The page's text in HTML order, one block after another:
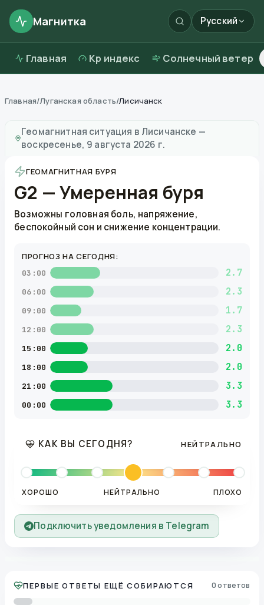
Магнитка Русский
Главная Kp индекс Солнечный ветер
Главная/Луганская область/Лисичанск
Геомагнитная ситуация в Лисичанске —
воскресенье, 9 августа 2026 г.
ГЕОМАГНИТНАЯ БУРЯ
G2 — Умеренная буря
Возможны головная боль, напряжение,
беспокойный сон и снижение концентрации.
ПРОГНОЗ НА СЕГОДНЯ:
03:00 2.7
06:00 2.3
09:00 1.7
12:00 2.3
15:00 2.0
18:00 2.0
21:00 3.3
00:00 3.3
КАК ВЫ СЕГОДНЯ? НЕЙТРАЛЬНО
ХОРОШО НЕЙТРАЛЬНО ПЛОХО
Подключить уведомления в Telegram
ПЕРВЫЕ ОТВЕТЫ ЕЩЁ СОБИРАЮТСЯ 0 ответов